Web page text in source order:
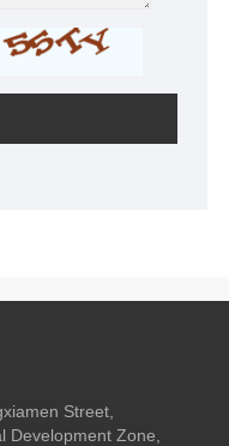
Street,
Development Zone,